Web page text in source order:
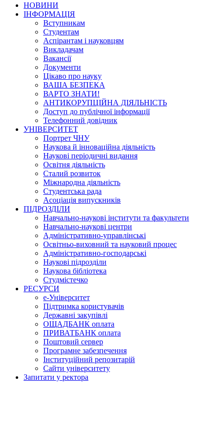
НОВИНИ
ІНФОРМАЦІЯ
Вступникам
Студентам
Аспірантам і науковцям
Викладачам
Вакансії
Документи
Цікаво про науку
ВАША БЕЗПЕКА
ВАРТО ЗНАТИ!
АНТИКОРУПЦІЙНА ДІЯЛЬНІСТЬ
Доступ до публічної інформації
Телефонний довідник
УНІВЕРСИТЕТ
Портрет ЧНУ
Наукова й інноваційна діяльність
Наукові періодичні видання
Освітня діяльність
Сталий розвиток
Міжнародна діяльність
Студентська рада
Асоціація випускників
ПІДРОЗДІЛИ
Навчально-наукові інститути та факультети
Навчально-наукові центри
Адміністративно-управлінські
Освітньо-виховний та науковий процес
Адміністративно-господарські
Наукові підрозділи
Наукова бібліотека
Студмістечко
РЕСУРСИ
е-Університет
Підтримка користувачів
Державні закупівлі
ОЩАДБАНК оплата
ПРИВАТБАНК оплата
Поштовий сервер
Програмне забезпечення
Інституційний репозитарій
Сайти університету
Запитати у ректора